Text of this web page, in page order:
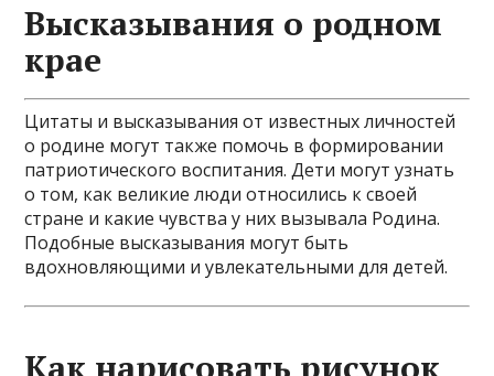
Высказывания о родном
крае
Цитаты и высказывания от известных личностей
о родине могут также помочь в формировании
патриотического воспитания. Дети могут узнать
о том, как великие люди относились к своей
стране и какие чувства у них вызывала Родина.
Подобные высказывания могут быть
вдохновляющими и увлекательными для детей.
Как нарисовать рисунок